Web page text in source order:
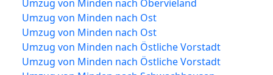
Umzug von Minden nach Obervieland
Umzug von Minden nach Ost
Umzug von Minden nach Ost
Umzug von Minden nach Östliche Vorstadt
Umzug von Minden nach Östliche Vorstadt